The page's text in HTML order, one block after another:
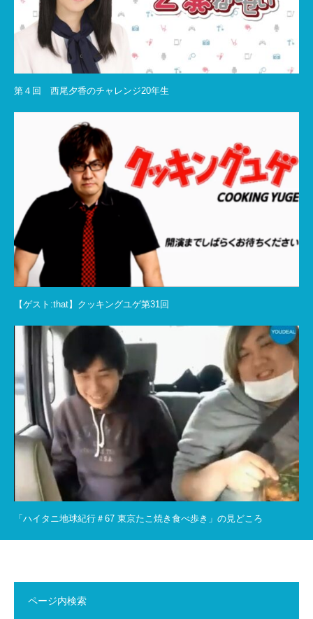
第４回 西尾夕香のチャレンジ20年生
【ゲスト:that】クッキングユゲ第31回
「ハイタニ地球紀行＃67 東京たこ焼き食べ歩き」の見どころ
ページ内検索